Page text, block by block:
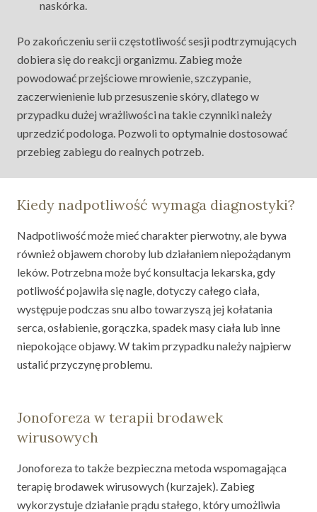
naskórka.
Po zakończeniu serii częstotliwość sesji podtrzymujących
dobiera się do reakcji organizmu. Zabieg może
powodować przejściowe mrowienie, szczypanie,
zaczerwienienie lub przesuszenie skóry, dlatego w
przypadku dużej wrażliwości na takie czynniki należy
uprzedzić podologa. Pozwoli to optymalnie dostosować
przebieg zabiegu do realnych potrzeb.
Kiedy nadpotliwość wymaga diagnostyki?
Nadpotliwość może mieć charakter pierwotny, ale bywa
również objawem choroby lub działaniem niepożądanym
leków. Potrzebna może być konsultacja lekarska, gdy
potliwość pojawiła się nagle, dotyczy całego ciała,
występuje podczas snu albo towarzyszą jej kołatania
serca, osłabienie, gorączka, spadek masy ciała lub inne
niepokojące objawy. W takim przypadku należy najpierw
ustalić przyczynę problemu.
Jonoforeza w terapii brodawek
wirusowych
Jonoforeza to także bezpieczna metoda wspomagająca
terapię brodawek wirusowych (kurzajek). Zabieg
wykorzystuje działanie prądu stałego, który umożliwia